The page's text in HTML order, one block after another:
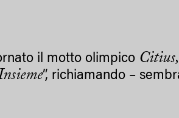
il motto olimpico Citius,
”, richiamando –